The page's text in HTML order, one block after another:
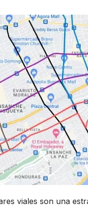
viales son una